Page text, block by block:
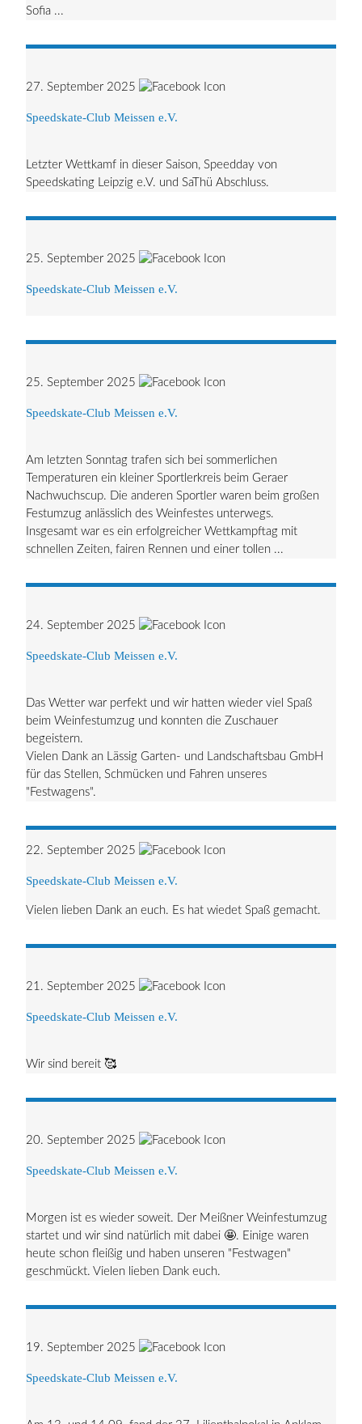
Sofia ...
27. September 2025
Speedskate-Club Meissen e.V.
Letzter Wettkamf in dieser Saison, Speedday von
Speedskating Leipzig e.V. und SaThü Abschluss.
25. September 2025
Speedskate-Club Meissen e.V.
25. September 2025
Speedskate-Club Meissen e.V.
Am letzten Sonntag trafen sich bei sommerlichen
Temperaturen ein kleiner Sportlerkreis beim Geraer
Nachwuchscup. Die anderen Sportler waren beim großen
Festumzug anlässlich des Weinfestes unterwegs.
Insgesamt war es ein erfolgreicher Wettkampftag mit
schnellen Zeiten, fairen Rennen und einer tollen ...
24. September 2025
Speedskate-Club Meissen e.V.
Das Wetter war perfekt und wir hatten wieder viel Spaß
beim Weinfestumzug und konnten die Zuschauer
begeistern.
Vielen Dank an Lässig Garten- und Landschaftsbau GmbH
für das Stellen, Schmücken und Fahren unseres
"Festwagens".
22. September 2025
Speedskate-Club Meissen e.V.
Vielen lieben Dank an euch. Es hat wiedet Spaß gemacht.
21. September 2025
Speedskate-Club Meissen e.V.
Wir sind bereit 🥰
20. September 2025
Speedskate-Club Meissen e.V.
Morgen ist es wieder soweit. Der Meißner Weinfestumzug
startet und wir sind natürlich mit dabei 🤩. Einige waren
heute schon fleißig und haben unseren "Festwagen"
geschmückt. Vielen lieben Dank euch.
19. September 2025
Speedskate-Club Meissen e.V.